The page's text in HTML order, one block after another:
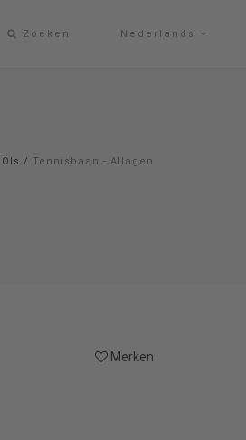
Zoeken Nederlands
/ Tennisbaan - Allagen
Merken